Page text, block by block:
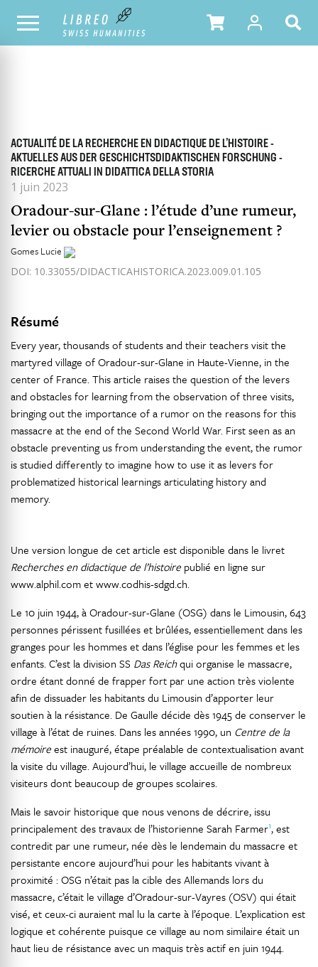
TOUS LES NUMÉROS SOMMAIRE DU NUMÉRO
ACTUALITÉ DE LA RECHERCHE EN DIDACTIQUE DE L’HISTOIRE -
AKTUELLES AUS DER GESCHICHTSDIDAKTISCHEN FORSCHUNG -
RICERCHE ATTUALI IN DIDATTICA DELLA STORIA
1 juin 2023
Oradour-sur-Glane : l’étude d’une rumeur,
levier ou obstacle pour l’enseignement ?
Gomes Lucie
DOI: 10.33055/DIDACTICAHISTORICA.2023.009.01.105
Résumé
Every year, thousands of students and their teachers visit the
martyred village of Oradour-sur-Glane in Haute-Vienne, in the
center of France. This article raises the question of the levers
and obstacles for learning from the observation of three visits,
bringing out the importance of a rumor on the reasons for this
massacre at the end of the Second World War. First seen as an
obstacle preventing us from understanding the event, the rumor
is studied differently to imagine how to use it as levers for
problematized historical learnings articulating history and
memory.
Une version longue de cet article est disponible dans le livret
Recherches en didactique de l’histoire publié en ligne sur
www.alphil.com et www.codhis-sdgd.ch.
Le 10 juin 1944, à Oradour-sur-Glane (OSG) dans le Limousin, 643
personnes périssent fusillées et brûlées, essentiellement dans les
granges pour les hommes et dans l’église pour les femmes et les
enfants. C’est la division SS Das Reichqui organise le massacre,
ordre étant donné de frapper fort par une action très violente
afin de dissuader les habitants du Limousin d’apporter leur
soutien à la résistance. De Gaulle décide dès 1945 de conserver le
village à l’état de ruines. Dans les années 1990, un Centre de la
mémoireest inauguré, étape préalable de contextualisation avant
la visite du village. Aujourd’hui, le village accueille de nombreux
visiteurs dont beaucoup de groupes scolaires.
Mais le savoir historique que nous venons de décrire, issu
principalement des travaux de l’historienne Sarah Farmer1, est
contredit par une rumeur, née dès le lendemain du massacre et
persistante encore aujourd’hui pour les habitants vivant à
proximité : OSG n’était pas la cible des Allemands lors du
massacre, c’était le village d’Oradour-sur-Vayres (OSV) qui était
visé, et ceux-ci auraient mal lu la carte à l’époque. L’explication est
logique et cohérente puisque ce village au nom similaire était un
haut lieu de résistance avec un maquis très actif en juin 1944.